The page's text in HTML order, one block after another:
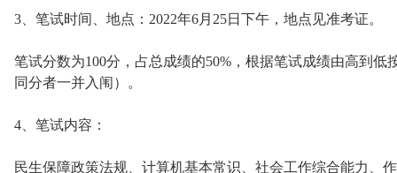
3、笔试时间、地点：2022年6月25日下午，地点见准考证。
笔试分数为100分，占总成绩的50%，根据笔试成绩由高到
同分者一并入闱）。
4、笔试内容：
民生保障政策法规、计算机基本常识、社会工作综合能力、